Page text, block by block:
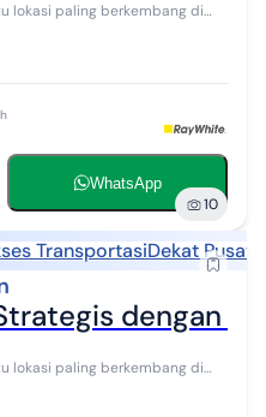
lokasi paling berkembang di
utama berupa lahan
WhatsApp
10
TransportasiDekat Pusat
dengan
lokasi paling berkembang di
utama berupa lahan